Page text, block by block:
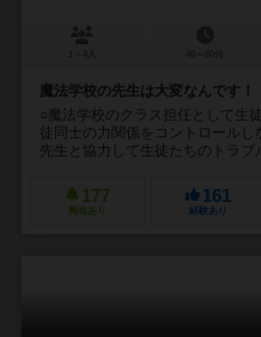
魔法学校の先生は大変なんです！
○魔法学校のクラス担任として生
徒同士の力関係をコントロール
先生と協力して生徒たちのトラブ
177
興味あり
161
経験あり